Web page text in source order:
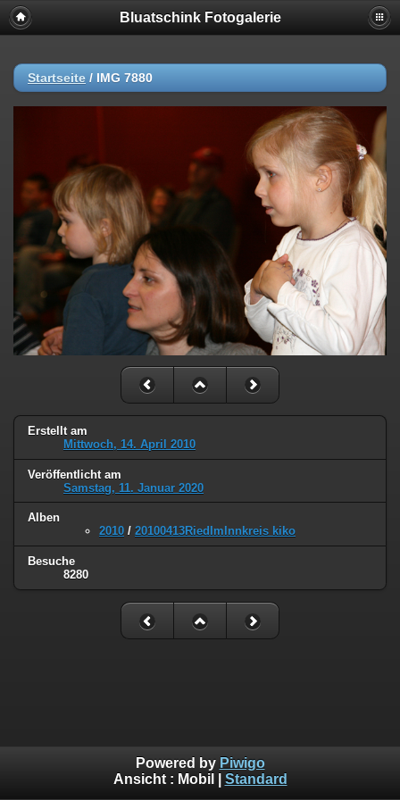
Bluatschink Fotogalerie
Startseite / IMG 7880
Erstellt am
Mittwoch, 14. April 2010
Veröffentlicht am
Samstag, 11. Januar 2020
Alben
2010 / 20100413RiedImInnkreis kiko
Besuche
8280
Powered by Piwigo
Ansicht : Mobil Standard